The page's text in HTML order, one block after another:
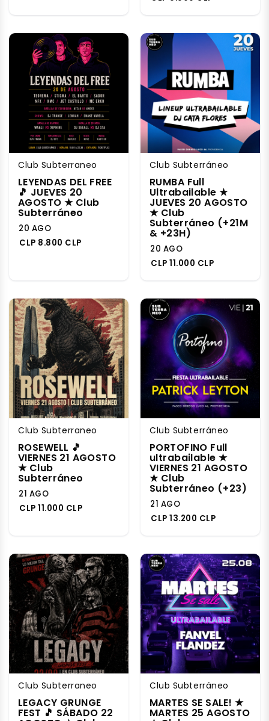
Club Subterraneo
LEYENDAS DEL FREE
🎵 JUEVES 20
AGOSTO ★ Club
Subterráneo
20 AGO
CLP 8.800 CLP
Club Subterráneo
RUMBA Full
Ultrabailable ★
JUEVES 20 AGOSTO
★ Club
Subterráneo (+21M
& +23H)
20 AGO
CLP 11.000 CLP
Club Subterraneo
ROSEWELL 🎵
VIERNES 21 AGOSTO
★ Club
Subterráneo
21 AGO
CLP 11.000 CLP
Club Subterráneo
PORTOFINO Full
ultrabailable ★
VIERNES 21 AGOSTO
★ Club
Subterráneo (+23)
21 AGO
CLP 13.200 CLP
Club Subterraneo
LEGACY GRUNGE
FEST 🎵 SÁBADO 22
Club Subterráneo
MARTES SE SALE! ★
MARTES 25 AGOSTO